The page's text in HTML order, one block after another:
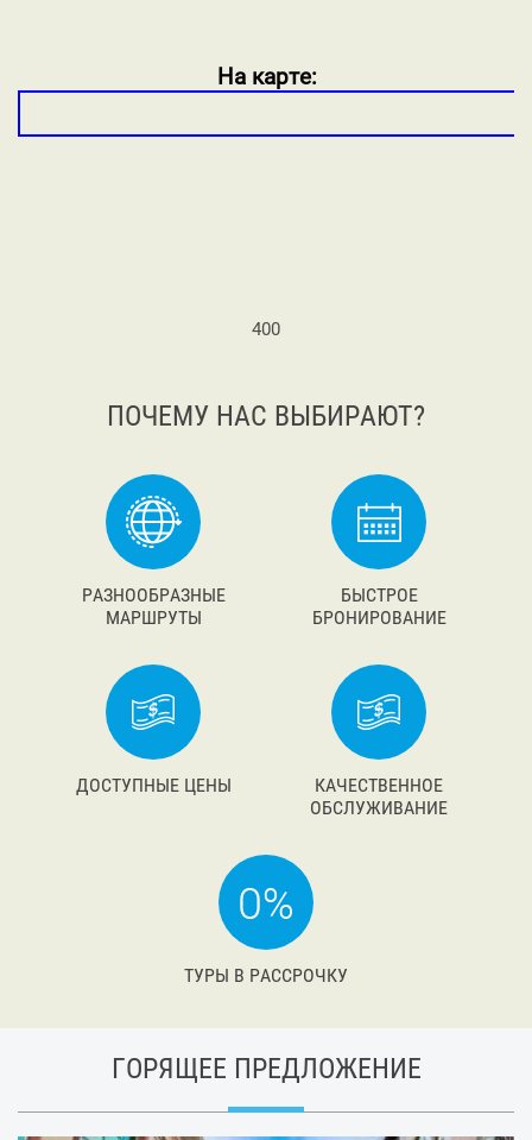
На карте:
400
ПОЧЕМУ НАС ВЫБИРАЮТ?
РАЗНООБРАЗНЫЕ
МАРШРУТЫ
БЫСТРОЕ
БРОНИРОВАНИЕ
ДОСТУПНЫЕ ЦЕНЫ
КАЧЕСТВЕННОЕ
ОБСЛУЖИВАНИЕ
ТУРЫ В РАССРОЧКУ
ГОРЯЩЕЕ ПРЕДЛОЖЕНИЕ